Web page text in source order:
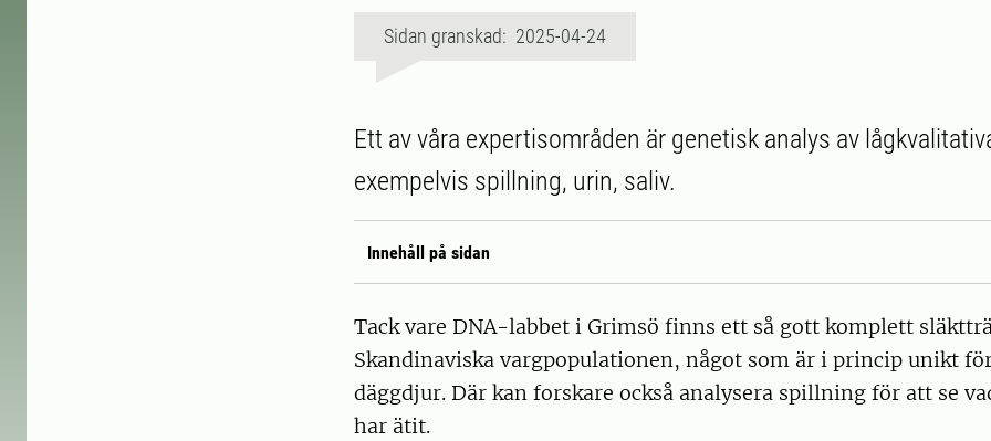
Sidan granskad: 2025-04-24
Ett av våra expertisområden är genetisk analys av
exempelvis spillning, urin, saliv.
Innehåll på sidan
Tack vare DNA-labbet i Grimsö finns ett så gott komplett
Skandinaviska vargpopulationen, något som är i princip unikt
däggdjur. Där kan forskare också analysera spillning för att se
har ätit.